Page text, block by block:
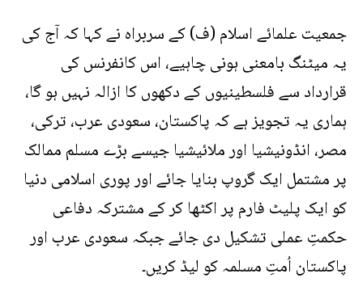
جمعیت علمائے اسلام (ف) کے سربراہ نے کہا کہ آج کی
یہ میٹنگ بامعنی ہونی چاہیے، اس کانفرنس کی
قرارداد سے فلسطینیوں کے دکھوں کا ازالہ نہیں ہو گا،
ہماری یہ تجویز ہے کہ پاکستان، سعودی عرب، ترکی،
مصر، انڈونیشیا اور ملائیشیا جیسے بڑے مسلم ممالک
پر مشتمل ایک گروپ بنایا جائے اور پوری اسلامی دنیا
کو ایک پلیٹ فارم پر اکٹھا کر کے مشترکہ دفاعی
حکمتِ عملی تشکیل دی جائے جبکہ سعودی عرب اور
پاکستان اُمتِ مسلمہ کو لیڈ کریں۔